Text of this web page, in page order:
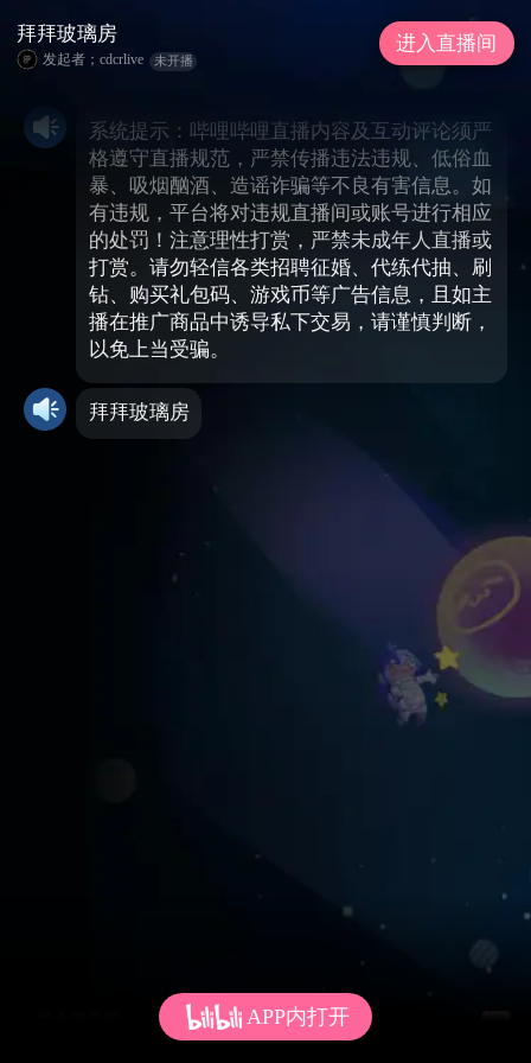
系统提示：哔哩哔哩直播内容及互动评论须严
格遵守直播规范，严禁传播违法违规、低俗血
暴、吸烟酗酒、造谣诈骗等不良有害信息。如
有违规，平台将对违规直播间或账号进行相应
的处罚！注意理性打赏，严禁未成年人直播或
打赏。请勿轻信各类招聘征婚、代练代抽、刷
钻、购买礼包码、游戏币等广告信息，且如主
播在推广商品中诱导私下交易，请谨慎判断，
以免上当受骗。
拜拜玻璃房
拜拜玻璃房
发起者；cdcrlive 未开播
进入直播间
APP内打开